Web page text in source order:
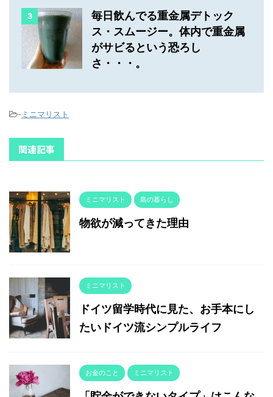
3
毎日飲んでる重金属デトック
ス・スムージー。体内で重金属
がサビるという恐ろし
さ・・・。
- ミニマリスト
関連記事
ミニマリスト 島の暮らし
物欲が減ってきた理由
ミニマリスト
ドイツ留学時代に見た、お手本にし
たいドイツ流シンプルライフ
お金のこと ミニマリスト